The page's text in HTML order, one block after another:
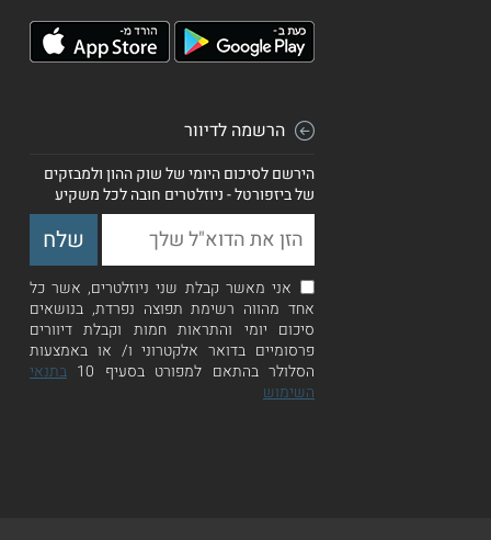
הרשמה לדיוור
הירשם לסיכום היומי של שוק ההון ולמבזקים
של ביזפורטל - ניוזלטרים חובה לכל משקיע
אני מאשר קבלת שני ניוזלטרים, אשר כל
אחד מהווה רשימת תפוצה נפרדת, בנושאים
סיכום יומי והתראות חמות וקבלת דיוורים
פרסומיים בדואר אלקטרוני ו/ או באמצעות
הסלולר בהתאם למפורט בסעיף 10
בתנאי
השימוש